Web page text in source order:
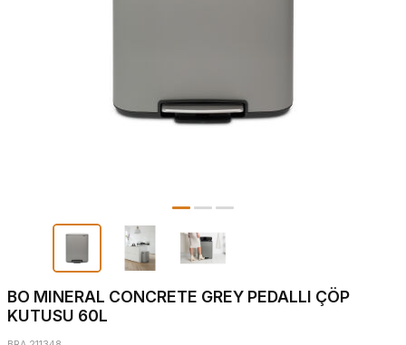
BO MINERAL CONCRETE GREY PEDALLI ÇÖP
KUTUSU 60L